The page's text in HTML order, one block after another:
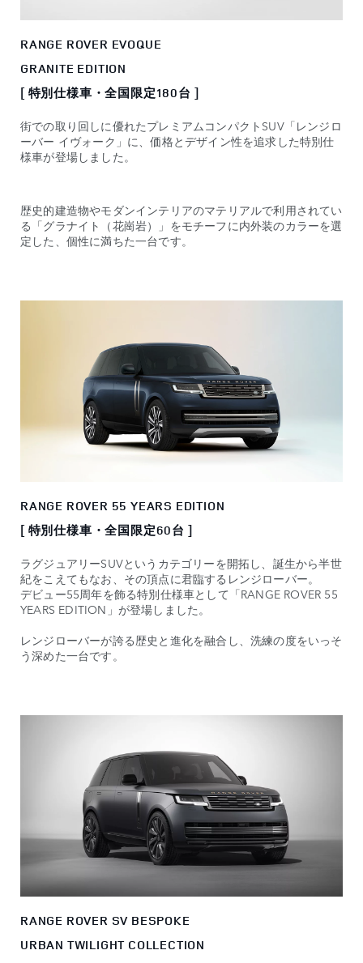
RANGE ROVER EVOQUE
GRANITE EDITION
[ 特別仕様車・全国限定180台 ]
街での取り回しに優れたプレミアムコンパクトSUV「レンジロ
ーバー イヴォーク」に、価格とデザイン性を追求した特別仕
様車が登場しました。
歴史的建造物やモダンインテリアのマテリアルで利用されてい
る「グラナイト（花崗岩）」をモチーフに内外装のカラーを選
定した、個性に満ちた一台です。
RANGE ROVER 55 YEARS EDITION
[ 特別仕様車・全国限定60台 ]
ラグジュアリーSUVというカテゴリーを開拓し、誕生から半世
紀をこえてもなお、その頂点に君臨するレンジローバー。
デビュー55周年を飾る特別仕様車として「RANGE ROVER 55
YEARS EDITION」が登場しました。
レンジローバーが誇る歴史と進化を融合し、洗練の度をいっそ
う深めた一台です。
RANGE ROVER SV BESPOKE
URBAN TWILIGHT COLLECTION